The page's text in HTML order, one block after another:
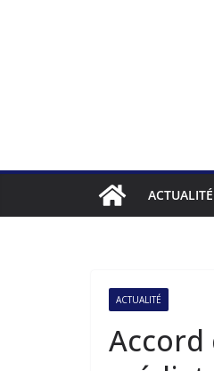
ACTUALITÉ
ACTUALITÉ
Accord